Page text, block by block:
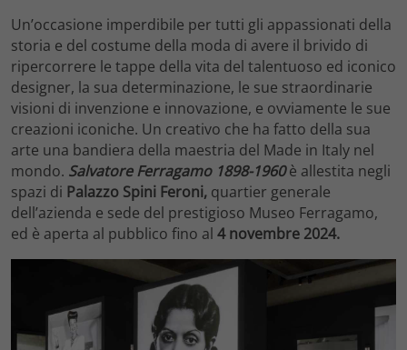
Un’occasione imperdibile per tutti gli appassionati della
storia e del costume della moda di avere il brivido di
ripercorrere le tappe della vita del talentuoso ed iconico
designer, la sua determinazione, le sue straordinarie
visioni di invenzione e innovazione, e ovviamente le sue
creazioni iconiche. Un creativo che ha fatto della sua
arte una bandiera della maestria del Made in Italy nel
mondo. Salvatore Ferragamo 1898-1960è allestita negli
spazi di Palazzo Spini Feroni, quartier generale
dell’azienda e sede del prestigioso Museo Ferragamo,
ed è aperta al pubblico fino al 4 novembre 2024.